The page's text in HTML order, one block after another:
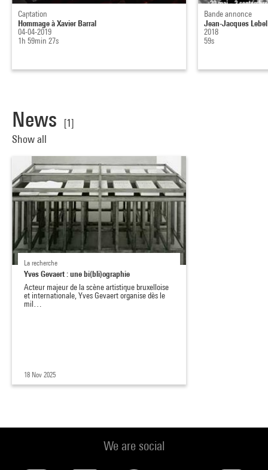
Captation
Hommage à Xavier Barral
04-04-2019
1h 59min 27s
Bande annonce
Jean-Jacques
2018
59s
News
[1]
Show all
La recherche
Yves Gevaert : une bi(bli)ographie
Acteur majeur de la scène artistique bruxelloise
et internationale, Yves Gevaert organise dès le
mil…
18 Nov 2025
We are social